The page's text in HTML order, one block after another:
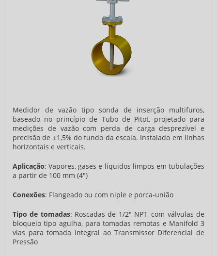
Medidor de vazão tipo sonda de inserção multifuros,
baseado no princípio de Tubo de Pitot, projetado para
medições de vazão com perda de carga desprezível e
precisão de ±1,5% do fundo da escala. Instalado em linhas
horizontais e verticais.
Aplicação: Vapores, gases e líquidos limpos em tubulações
a partir de 100 mm (4")
Conexões: Flangeado ou com niple e porca-união
Tipo de tomadas: Roscadas de 1/2" NPT, com válvulas de
bloqueio tipo agulha, para tomadas remotas e Manifold 3
vias para tomada integral ao Transmissor Diferencial de
Pressão